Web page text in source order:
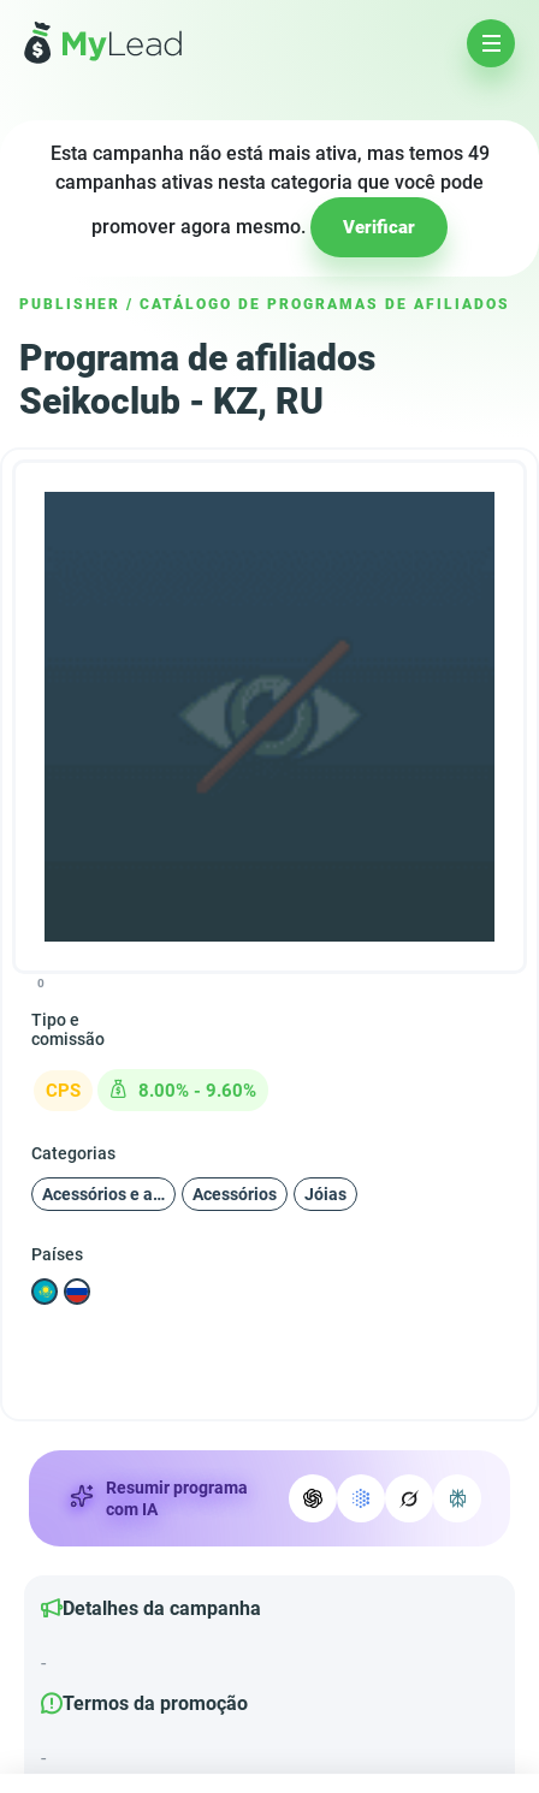
Esta campanha não está mais ativa, mas temos 49
campanhas ativas nesta categoria que você pode
promover agora mesmo.
Verificar
PUBLISHER / CATÁLOGO DE PROGRAMAS DE AFILIADOS
Programa de afiliados
Seikoclub - KZ, RU
0
Tipo e
comissão
CPS 8.00% - 9.60%
Categorias
Acessórios e adições Acessórios Jóias
Países
Resumir programa
com IA
Detalhes da campanha
-
Termos da promoção
-